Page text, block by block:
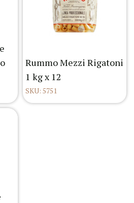
Rummo Mezzi Rigatoni
1 kg x 12
SKU: 5751